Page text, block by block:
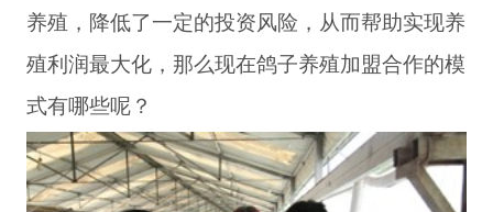
养殖，降低了一定的投资风险，从而帮助实现养
殖利润最大化，那么现在鸽子养殖加盟合作的模
式有哪些呢？